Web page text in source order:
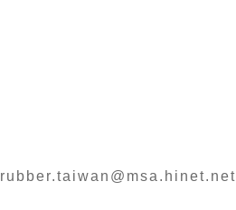
rubber.taiwan@msa.hinet.net